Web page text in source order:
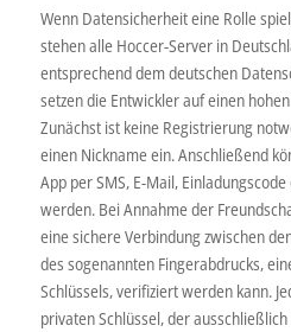
Wenn Datensicherheit eine Rolle
stehen alle Hoccer-Server in
entsprechend dem deutschen
setzen die Entwickler auf einen
Zunächst ist keine Registrierung
einen Nickname ein. Anschließend
App per SMS, E-Mail,
werden. Bei Annahme der
eine sichere Verbindung zwischen
des sogenannten Fingerabdrucks,
Schlüssels, verifiziert werden kann.
privaten Schlüssel, der